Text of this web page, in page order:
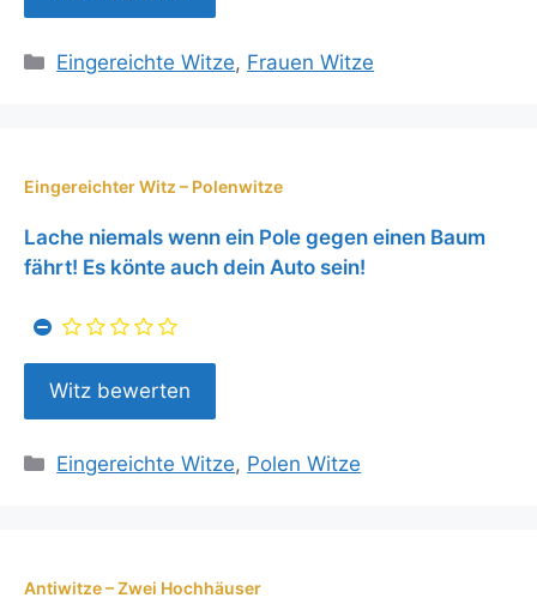
Kategorien
Eingereichte Witze, Frauen Witze
Eingereichter Witz – Polenwitze
Lache niemals wenn ein Pole gegen einen Baum
fährt! Es könte auch dein Auto sein!
Kategorien
Eingereichte Witze, Polen Witze
Antiwitze – Zwei Hochhäuser